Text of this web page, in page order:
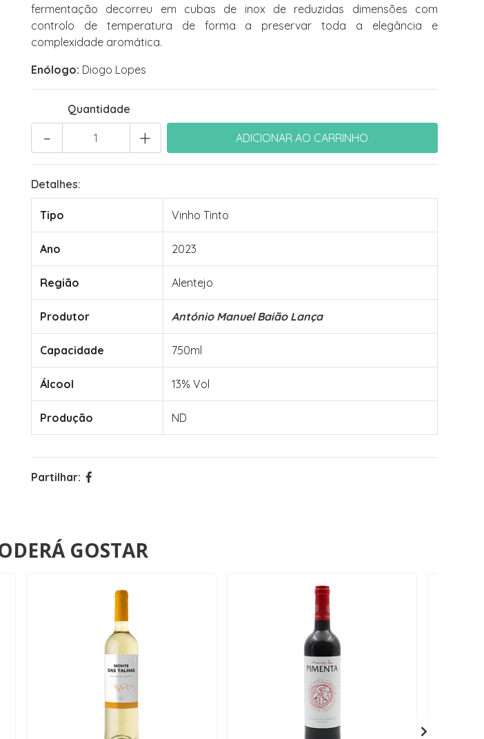
fermentação decorreu em cubas de inox de reduzidas dimensões com
controlo de temperatura de forma a preservar toda a elegância e
complexidade aromática.
Enólogo: Diogo Lopes
Quantidade
+
-
Detalhes:
Tipo Vinho Tinto
Ano 2023
Região Alentejo
Produtor António Manuel Baião Lança
Capacidade 750ml
Álcool 13% Vol
Produção ND
Partilhar:
GOSTAR